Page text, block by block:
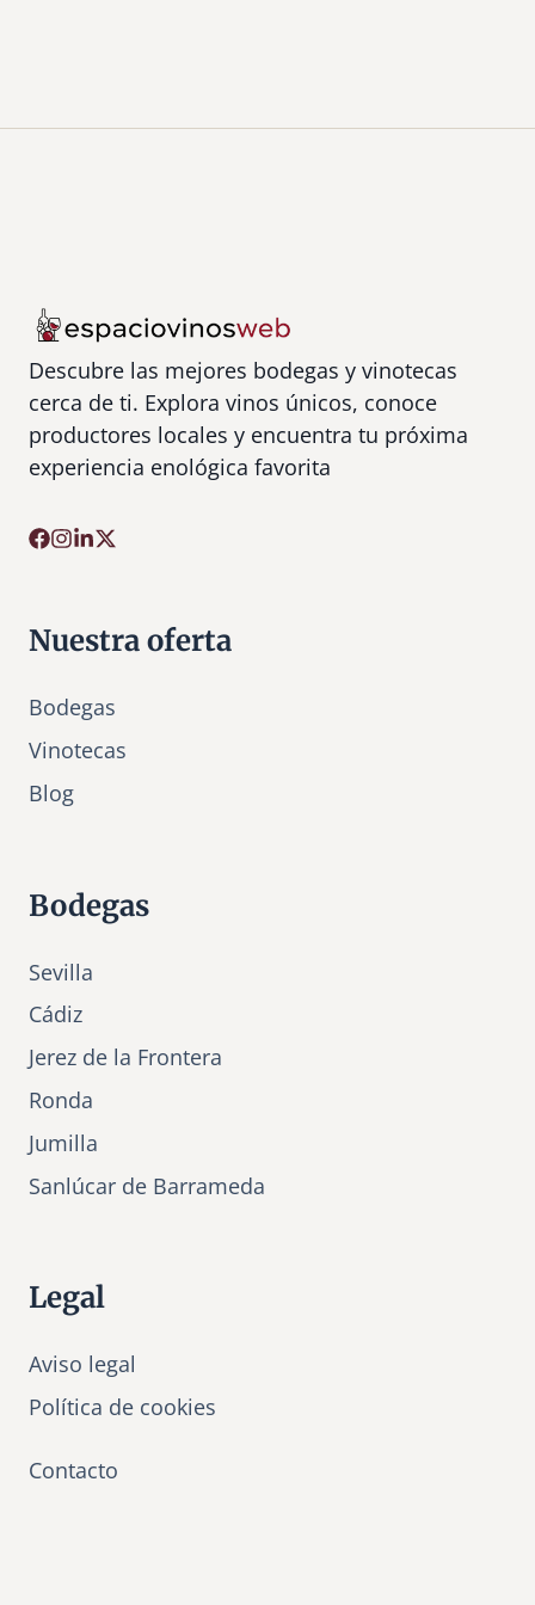
e
Descubre las mejores bodegas y vinotecas
cerca de ti. Explora vinos únicos, conoce
productores locales y encuentra tu próxima
experiencia enológica favorita
Nuestra oferta
Bodegas
Vinotecas
Blog
Bodegas
Sevilla
Cádiz
Jerez de la Frontera
Ronda
Jumilla
Sanlúcar de Barrameda
Legal
Aviso legal
Política de cookies
Contacto